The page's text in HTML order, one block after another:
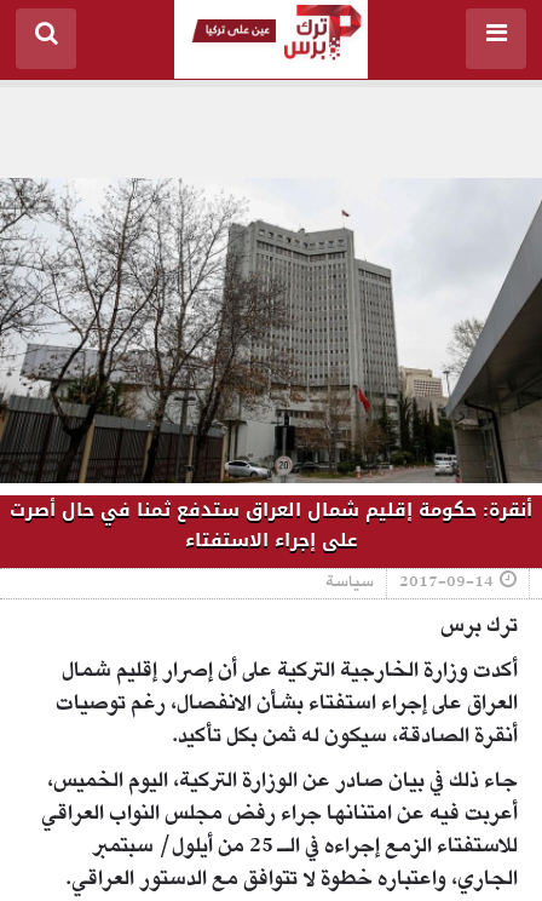
أنقرة: حكومة إقليم شمال العراق ستدفع ثمنا في حال أصرت
على إجراء الاستفتاء
2017-09-14 سياسة
ترك برس
أكدت وزارة الخارجية التركية على أن إصرار إقليم شمال
العراق على إجراء استفتاء بشأن الانفصال، رغم توصيات
أنقرة الصادقة، سيكون له ثمن بكل تأكيد.
جاء ذلك في بيان صادر عن الوزارة التركية، اليوم الخميس،
أعربت فيه عن امتنانها جراء رفض مجلس النواب العراقي
للاستفتاء الزمع إجراءه في الـ 25 من أيلول/ سبتمبر
الجاري، واعتباره خطوة لا تتوافق مع الدستور العراقي.